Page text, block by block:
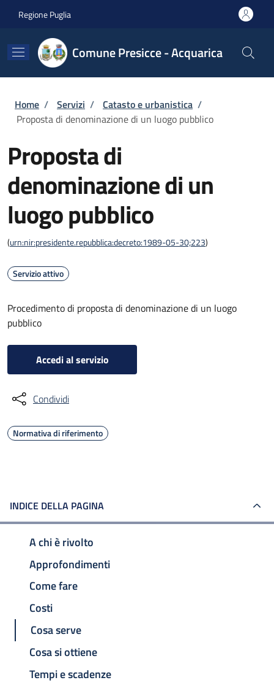
Regione Puglia
Comune Presicce - Acquarica
Briciole di pane
Home / Servizi / Catasto e urbanistica /
Proposta di denominazione di un luogo pubblico
Proposta di
denominazione di un
luogo pubblico
(urn:nir:presidente.repubblica:decreto:1989-05-30;223)
Servizio attivo
Procedimento di proposta di denominazione di un luogo
pubblico
Accedi al servizio
Condividi
Normativa di riferimento
INDICE DELLA PAGINA
A chi è rivolto
Approfondimenti
Come fare
Costi
Cosa serve
Cosa si ottiene
Tempi e scadenze